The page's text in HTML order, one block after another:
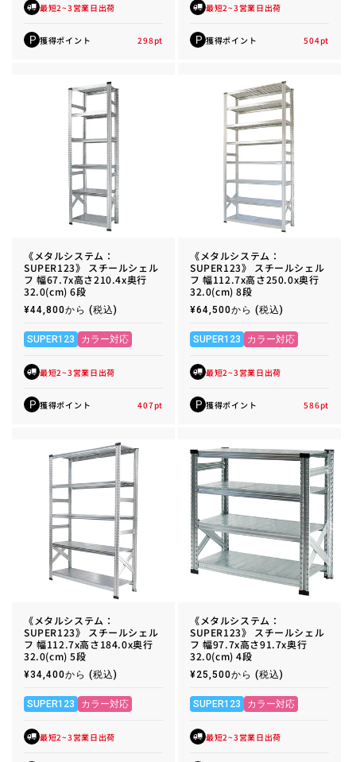
最短2~3営業日出荷
P 獲得ポイント 298pt
最短2~3営業日出荷
P 獲得ポイント 504pt
《メタルシステム：
SUPER123》 スチールシェル
フ 幅67.7x高さ210.4x奥行
32.0(cm) 6段
通
価
格
¥44,800から (税込)
SUPER123 カラー対応
最短2~3営業日出荷
P 獲得ポイント 407pt
《メタルシステム：
SUPER123》 スチールシェル
フ 幅112.7x高さ250.0x奥行
32.0(cm) 8段
通
価
格
¥64,500から (税込)
SUPER123 カラー対応
最短2~3営業日出荷
P 獲得ポイント 586pt
《メタルシステム：
SUPER123》 スチールシェル
フ 幅112.7x高さ184.0x奥行
32.0(cm) 5段
通
価
格
¥34,400から (税込)
SUPER123 カラー対応
最短2~3営業日出荷
《メタルシステム：
SUPER123》 スチールシェル
フ 幅97.7x高さ91.7x奥行
32.0(cm) 4段
通
価
格
¥25,500から (税込)
SUPER123 カラー対応
最短2~3営業日出荷